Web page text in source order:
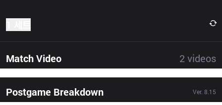
Match Video 2 videos
Postgame Breakdown Ver. 8.15